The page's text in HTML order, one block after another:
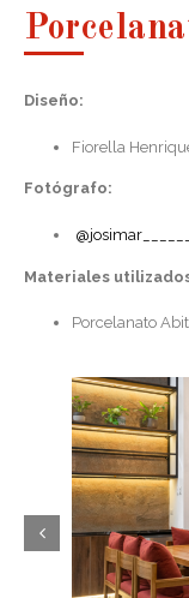
Diseño:
Fiorella
Fotógrafo:
Materiales
Porcelanato